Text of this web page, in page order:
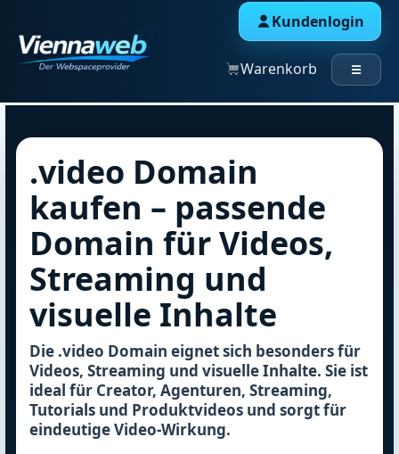
Kundenlogin
Warenkorb ☰
.video Domain
kaufen – passende
Domain für Videos,
Streaming und
visuelle Inhalte
Die .video Domain eignet sich besonders für
Videos, Streaming und visuelle Inhalte. Sie ist
ideal für Creator, Agenturen, Streaming,
Tutorials und Produktvideos und sorgt für
eindeutige Video-Wirkung.